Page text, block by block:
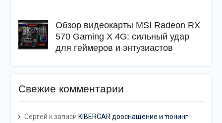
Обзор видеокарты MSI Radeon RX
570 Gaming X 4G: сильный удар
для геймеров и энтузиастов
Свежие комментарии
Сергей к записи KIBERCAR дооснащение и тюнинг